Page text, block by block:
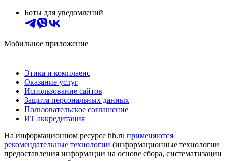
Боты для уведомлений
Мобильное приложение
Этика и комплаенс
Оказание услуг
Использование сайтов
Защита персональных данных
Пользовательское соглашение
ИТ аккредитация
На информационном ресурсе hh.ru применяются
рекомендательные технологии (информационные технологии
предоставления информации на основе сбора, систематизации